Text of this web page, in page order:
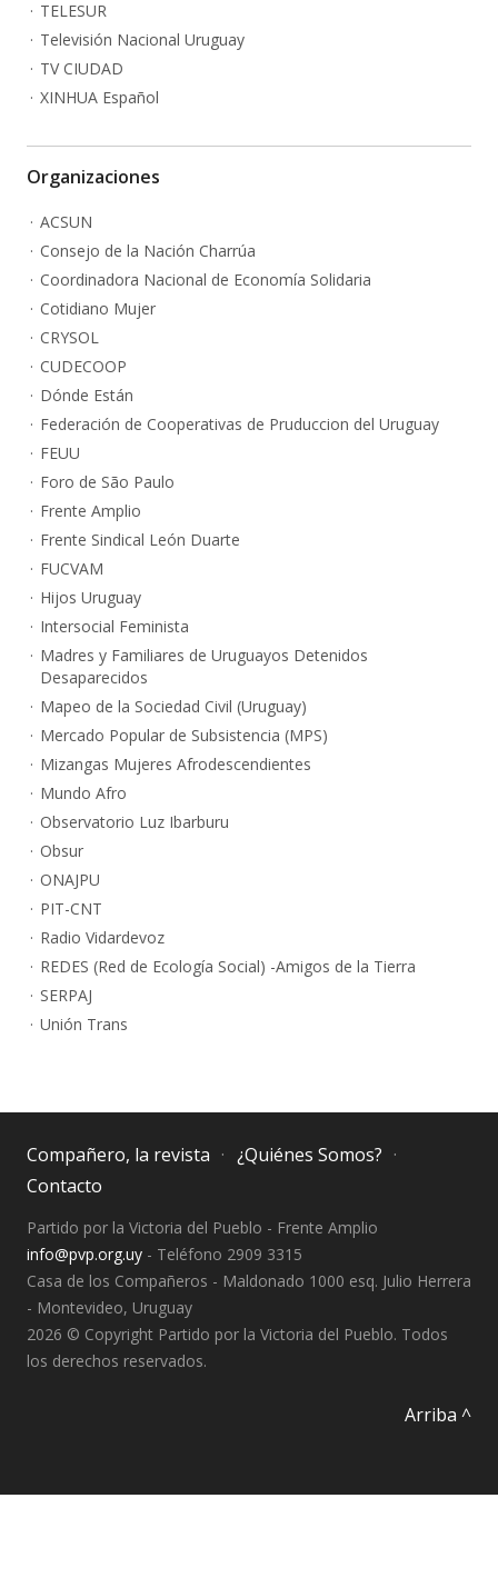
TELESUR
Televisión Nacional Uruguay
TV CIUDAD
XINHUA Español
Organizaciones
ACSUN
Consejo de la Nación Charrúa
Coordinadora Nacional de Economía Solidaria
Cotidiano Mujer
CRYSOL
CUDECOOP
Dónde Están
Federación de Cooperativas de Pruduccion del Uruguay
FEUU
Foro de São Paulo
Frente Amplio
Frente Sindical León Duarte
FUCVAM
Hijos Uruguay
Intersocial Feminista
Madres y Familiares de Uruguayos Detenidos
Desaparecidos
Mapeo de la Sociedad Civil (Uruguay)
Mercado Popular de Subsistencia (MPS)
Mizangas Mujeres Afrodescendientes
Mundo Afro
Observatorio Luz Ibarburu
Obsur
ONAJPU
PIT-CNT
Radio Vidardevoz
REDES (Red de Ecología Social) -Amigos de la Tierra
SERPAJ
Unión Trans
Compañero, la revista
¿Quiénes Somos?
Contacto
Partido por la Victoria del Pueblo - Frente Amplio
info@pvp.org.uy - Teléfono 2909 3315
Casa de los Compañeros - Maldonado 1000 esq. Julio Herrera
- Montevideo, Uruguay
2026 © Copyright Partido por la Victoria del Pueblo. Todos
los derechos reservados.
Arriba ^